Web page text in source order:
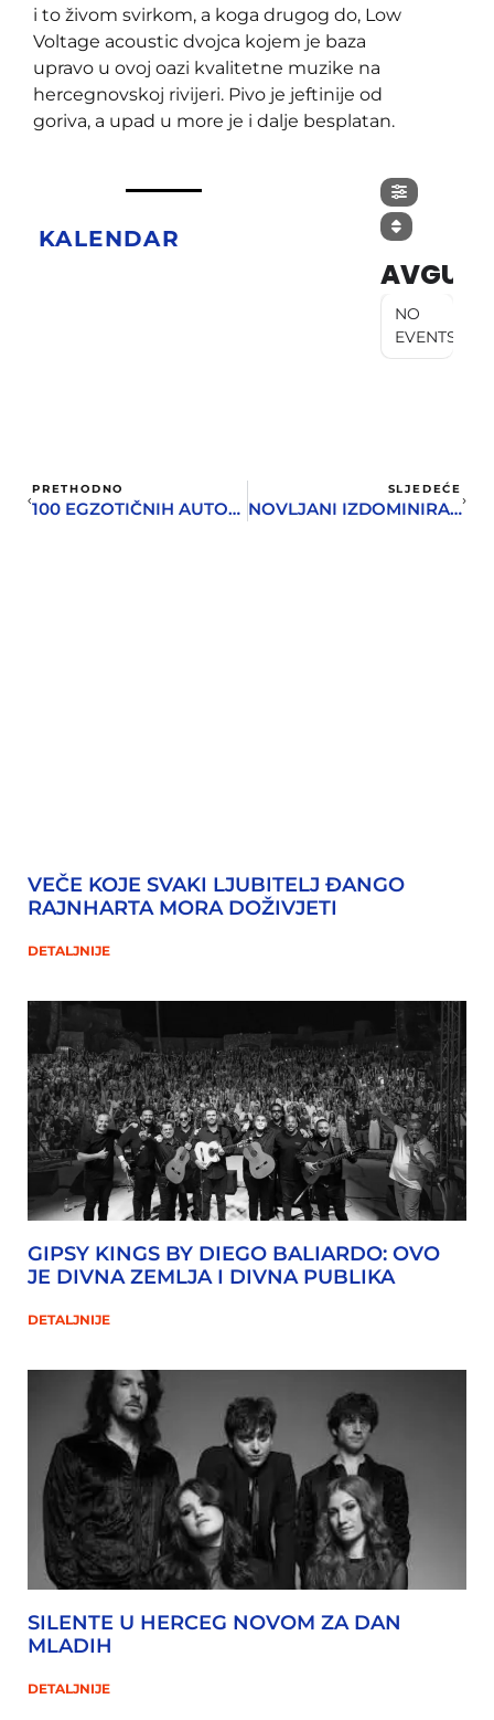
i to živom svirkom, a koga drugog do, Low
Voltage acoustic dvojca kojem je baza
upravo u ovoj oazi kvalitetne muzike na
hercegnovskoj rivijeri. Pivo je jeftinije od
goriva, a upad u more je i dalje besplatan.
KALENDAR
AVGUST
NO
EVENTS
PRETHODNO
100 EGZOTIČNIH AUTOMOBILA STIŽE U PORTONOVI
SLJEDEĆE
NOVLJANI IZDOMINIRALI NA MUZZIK VIDEO AWARDS 2K21
VEČE KOJE SVAKI LJUBITELJ ĐANGO
RAJNHARTA MORA DOŽIVJETI
DETALJNIJE
GIPSY KINGS BY DIEGO BALIARDO: OVO
JE DIVNA ZEMLJA I DIVNA PUBLIKA
DETALJNIJE
SILENTE U HERCEG NOVOM ZA DAN
MLADIH
DETALJNIJE